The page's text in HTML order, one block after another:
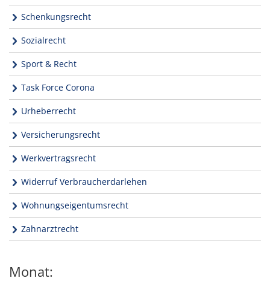
Schenkungsrecht
Sozialrecht
Sport & Recht
Task Force Corona
Urheberrecht
Versicherungsrecht
Werkvertragsrecht
Widerruf Verbraucherdarlehen
Wohnungseigentumsrecht
Zahnarztrecht
Monat: